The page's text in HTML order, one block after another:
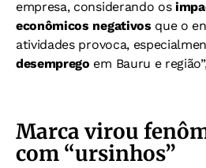
empresa, considerando os
econômicos negativos que o
atividades provoca,
desemprego em Bauru e
Marca virou
com “ursinhos”